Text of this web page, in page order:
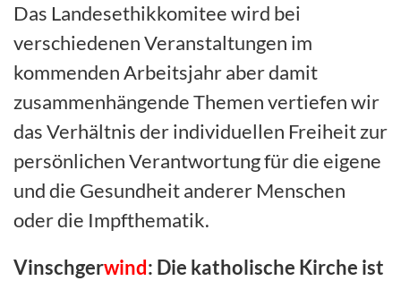
Das Landesethikkomitee wird bei
verschiedenen Veranstaltungen im
kommenden Arbeitsjahr aber damit
zusammenhängende Themen vertiefen wir
das Verhältnis der individuellen Freiheit zur
persönlichen Verantwortung für die eigene
und die Gesundheit anderer Menschen
oder die Impfthematik.
Vinschgerwind: Die katholische Kirche ist